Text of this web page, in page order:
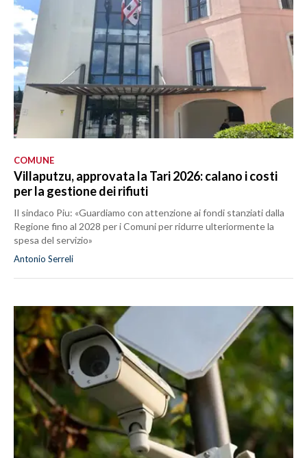
COMUNE
Villaputzu, approvata la Tari 2026: calano i costi
per la gestione dei rifiuti
Il sindaco Piu: «Guardiamo con attenzione ai fondi stanziati dalla
Regione fino al 2028 per i Comuni per ridurre ulteriormente la
spesa del servizio»
Antonio Serreli